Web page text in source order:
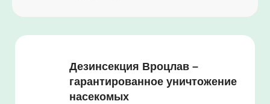
Дезинсекция Вроцлав –
гарантированное уничтожение
насекомых